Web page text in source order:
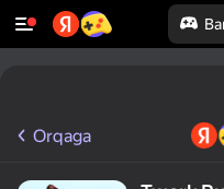
Orqaga